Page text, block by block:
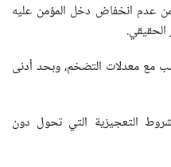
عدم انخفاض دخل المؤمن عليه
الحقيقي.
مع معدلات التضخم، وبحد أدنى
التعجيزية التي تحول دون